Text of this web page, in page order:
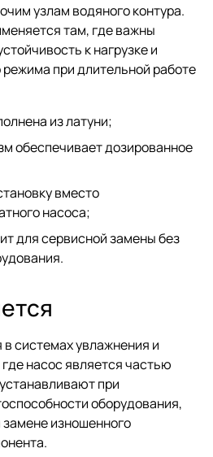
узлам водяного контура.
там, где важны
к нагрузке и
при длительной работе
из латуни;
обеспечивает дозированное
вместо
насоса;
для сервисной замены без
системах увлажнения и
насос является частью
при
оборудования,
изношенного